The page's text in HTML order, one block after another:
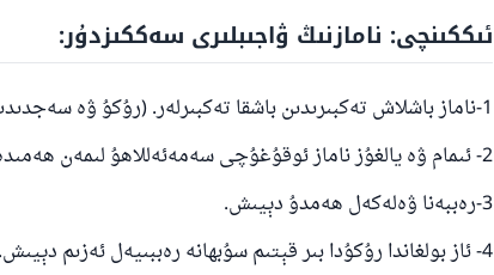
ئىككىنچى: نامازنىڭ ۋاجىبلىرى سەككىزدۇر:
1-ناماز باشلاش تەكبىرىدىن باشقا تەكبىرلەر. (رۇكۇ ۋە سەجدىدىكى تەكبىرلەر).
2- ئىمام ۋە يالغۇز ناماز ئوقۇغۇچى سەمەئەللاھۇ لىمەن ھەمىدە دېيىش.
3-رەببەنا ۋەلەكەل ھەمدۇ دېيىش.
4- ئاز بولغاندا رۇكۇدا بىر قېتىم سۇبھانە رەببىيەل ئەزىم دېيىش.
110845 - نومۇرلۇق
ئۇممەتكە جاۋاپ بېرىشىمىزگە